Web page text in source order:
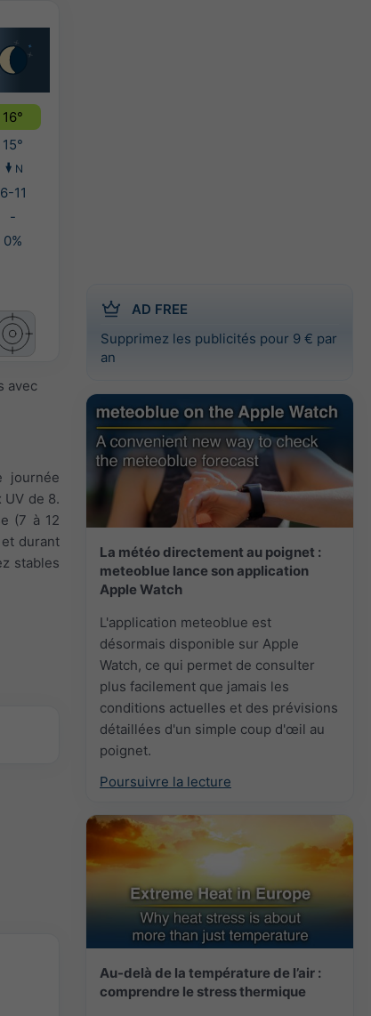
AD FREE
Supprimez les publicités pour 9 € par
an
La météo directement au poignet :
meteoblue lance son application
Apple Watch
L'application meteoblue est
désormais disponible sur Apple
Watch, ce qui permet de consulter
plus facilement que jamais les
conditions actuelles et des prévisions
détaillées d'un simple coup d'œil au
poignet.
Poursuivre la lecture
Au-delà de la température de l’air :
comprendre le stress thermique
16°
15°
N
6-11
-
0%
avec
journée
de 8.
(7 à 12
durant
stables